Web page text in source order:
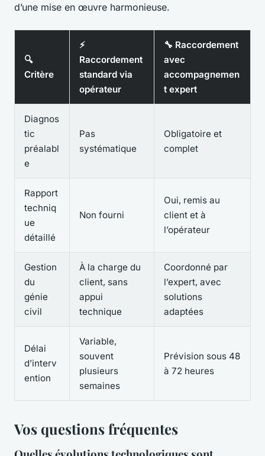
d’une mise en œuvre harmonieuse.
🔍
Critère
⚡
Raccordement
standard via
opérateur
🔧 Raccordement
avec
accompagnemen
t expert
Diagnos
tic
préalabl
e
Pas
systématique
Obligatoire et
complet
Rapport
techniq
ue
détaillé
Non fourni
Oui, remis au
client et à
l’opérateur
Gestion
du
génie
civil
À la charge du
client, sans
appui
technique
Coordonné par
l’expert, avec
solutions
adaptées
Délai
d’interv
ention
Variable,
souvent
plusieurs
semaines
Prévision sous 48
à 72 heures
Vos questions fréquentes